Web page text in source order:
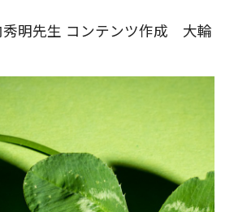
明先生 コンテンツ作成 大輪